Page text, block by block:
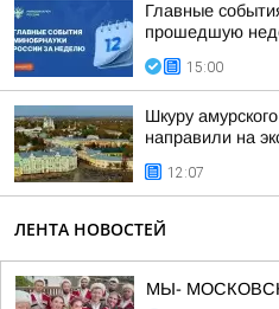
Главные
прошедшую
15:00
Шкуру
направили на
12:07
ЛЕНТА НОВОСТЕЙ
МЫ-